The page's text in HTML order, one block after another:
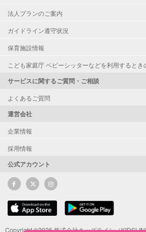
法人プランのご案内
ガイドライン遵守状況
保育施設情報
こども家庭庁 ベビーシッターなどを利用するとき
サービスに関するご質問・ご相談
よくあるご質問
運営会社
企業情報
採用情報
公式アカウント
Copyright ©2026 株式会社キッズライン（